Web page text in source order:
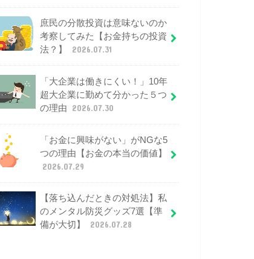
庶民の分散投資は意味ないのか
考察してみた【お金持ちの投資
法？】
2026.07.31
「大企業は働きにくい！」10年
超大企業に勤めて分かった５つ
の理由
2026.07.30
「お金に興味がない」がNGな5
つの理由【お金の本当の価値】
2026.07.29
【落ち込んだときの対処法】私
のメンタル防災グッズ7選【準
備が大切】
2026.07.28